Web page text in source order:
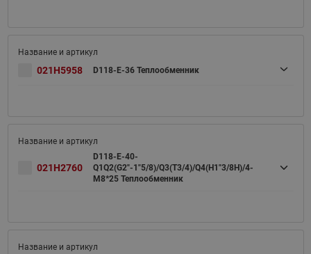
021H5958 D118-E-36 Теплообменник
021H2760
D118-E-40-
Q1Q2(G2"-1"5/8)/Q3(T3/4)/Q4(H1"3/8H)/4-
M8*25 Теплообменник